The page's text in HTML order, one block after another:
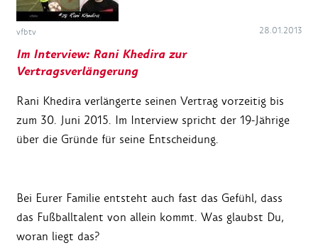
vfbtv 28.01.2013
Im Interview: Rani Khedira zur
Vertragsverlängerung
Rani Khedira verlängerte seinen Vertrag vorzeitig bis
zum 30. Juni 2015. Im Interview spricht der 19-Jährige
über die Gründe für seine Entscheidung.
Bei Eurer Familie entsteht auch fast das Gefühl, dass
das Fußballtalent von allein kommt. Was glaubst Du,
woran liegt das?